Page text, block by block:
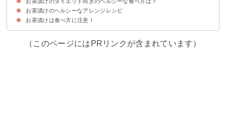
①よく噛んで食べる
②夜食で食べない
お茶漬けのヘルシーなアレンジレシピ
①豆腐茶漬け（139kcal）
②しらたき茶漬け（140kcal）
お茶漬けは食べ方に注意！
（このページにはPRリンクが含まれています）